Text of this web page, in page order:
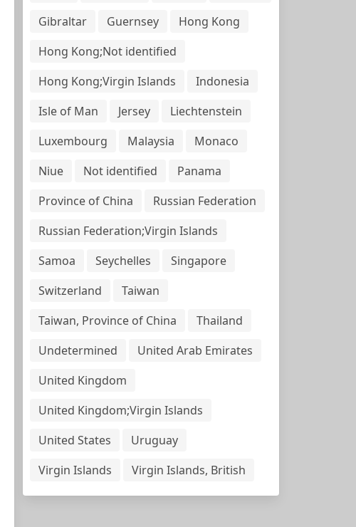
Gibraltar
Guernsey
Hong Kong
Hong Kong;Not identified
Hong Kong;Virgin Islands
Indonesia
Isle of Man
Jersey
Liechtenstein
Luxembourg
Malaysia
Monaco
Niue
Not identified
Panama
Province of China
Russian Federation
Russian Federation;Virgin Islands
Samoa
Seychelles
Singapore
Switzerland
Taiwan
Taiwan, Province of China
Thailand
Undetermined
United Arab Emirates
United Kingdom
United Kingdom;Virgin Islands
United States
Uruguay
Virgin Islands
Virgin Islands, British